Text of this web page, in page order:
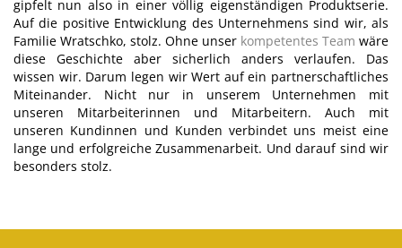
gipfelt nun also in einer völlig eigenständigen Produktserie.
Auf die positive Entwicklung des Unternehmens sind wir, als
Familie Wratschko, stolz. Ohne unser kompetentes Team wäre
diese Geschichte aber sicherlich anders verlaufen. Das
wissen wir. Darum legen wir Wert auf ein partnerschaftliches
Miteinander. Nicht nur in unserem Unternehmen mit
unseren Mitarbeiterinnen und Mitarbeitern. Auch mit
unseren Kundinnen und Kunden verbindet uns meist eine
lange und erfolgreiche Zusammenarbeit. Und darauf sind wir
besonders stolz.